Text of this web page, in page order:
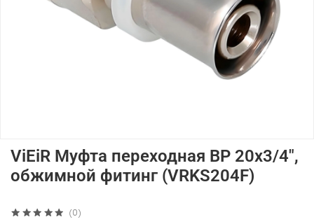
(0)
ViEiR Муфта переходная ВР 20х3/4",
обжимной фитинг (VRKS204F)